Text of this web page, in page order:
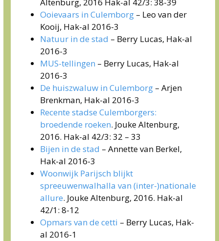
Ooievaars in Culemborg – Leo van der
Kooij, Hak-al 2016-3
Natuur in de stad – Berry Lucas, Hak-al
2016-3
MUS-tellingen – Berry Lucas, Hak-al
2016-3
De huiszwaluw in Culemborg – Arjen
Brenkman, Hak-al 2016-3
Recente stadse Culemborgers:
broedende roeken. Jouke Altenburg,
2016. Hak-al 42/3: 32 – 33
Bijen in de stad – Annette van Berkel,
Hak-al 2016-3
Woonwijk Parijsch blijkt
spreeuwenwalhalla van (inter-)nationale
allure. Jouke Altenburg, 2016. Hak-al
42/1: 8-12
Opmars van de cetti – Berry Lucas, Hak-
al 2016-1